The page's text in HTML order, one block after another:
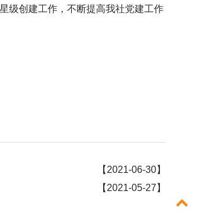
级创建工作，不断提高我社党建工作
【2021-06-30】
【2021-05-27】